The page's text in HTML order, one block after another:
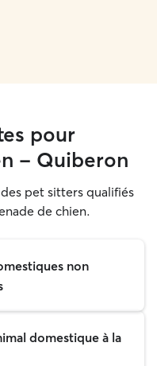
pour
- Quiberon
pet sitters qualifiés
de chien.
non
domestique à la